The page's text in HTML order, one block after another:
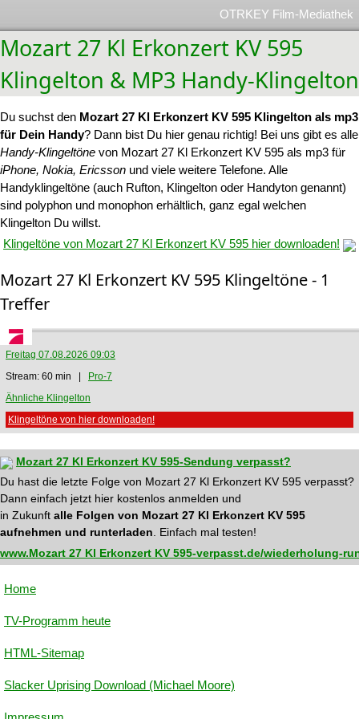
OTRKEY Film-Mediathek
Mozart 27 Kl Erkonzert KV 595
Klingelton & MP3 Handy-Klingelton
Du suchst den Mozart 27 Kl Erkonzert KV 595 Klingelton als mp3
für Dein Handy? Dann bist Du hier genau richtig! Bei uns gibt es alle
Handy-Klingeltöne von Mozart 27 Kl Erkonzert KV 595 als mp3 für
iPhone, Nokia, Ericsson und viele weitere Telefone. Alle
Handyklingeltöne (auch Rufton, Klingelton oder Handyton genannt)
sind polyphon und monophon erhältlich, ganz egal welchen
Klingelton Du willst.
Klingeltöne von Mozart 27 Kl Erkonzert KV 595 hier downloaden!
Mozart 27 Kl Erkonzert KV 595 Klingeltöne - 1
Treffer
Freitag 07.08.2026 09:03
Stream: 60 min |
Pro-7
Ähnliche Klingelton
Klingeltöne von hier downloaden!
Mozart 27 Kl Erkonzert KV 595-Sendung verpasst?
Du hast die letzte Folge von Mozart 27 Kl Erkonzert KV 595 verpasst?
Dann einfach jetzt hier kostenlos anmelden und
in Zukunft alle Folgen von Mozart 27 Kl Erkonzert KV 595
aufnehmen und runterladen . Einfach mal testen!
www.Mozart 27 Kl Erkonzert KV 595-verpasst.de/wiederholung-
Home
TV-Programm heute
HTML-Sitemap
Slacker Uprising Download (Michael Moore)